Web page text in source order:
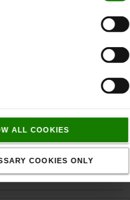
ALL COOKIES
COOKIES ONLY
KONTAKT OS
(+50 kr.pr. ordre)